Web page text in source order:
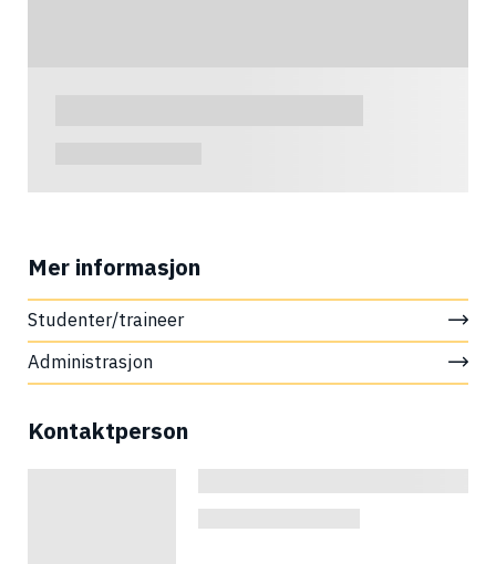
Mer informasjon
Studenter/traineer
Administrasjon
Kontaktperson